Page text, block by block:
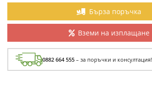
Бърза поръчка
Вземи на изплащане
0882 664 555 – за поръчки и консултация!